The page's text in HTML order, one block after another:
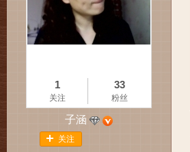
1
关注
33
粉丝
子涵
关注